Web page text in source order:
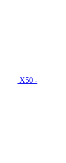
X50 -